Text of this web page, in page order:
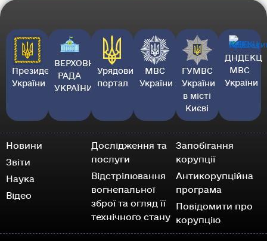
Президент
України
ВЕРХОВНА
РАДА
УКРАЇНИ
Урядовий
портал
МВС
України
ГУМВС
України
в місті
Києві
ДНДЕКЦ
МВС
України
Новини
Звіти
Наука
Відео
Дослідження та
послуги
Відстрілювання
вогнепальної
зброї та огляд її
технічного стану
Запобігання
корупції
Антикорупційна
програма
Повідомити про
корупцію